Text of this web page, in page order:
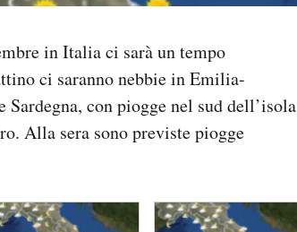
in Italia ci sarà un tempo
ci saranno nebbie in Emilia-
con piogge nel sud dell’isola
Alla sera sono previste piogge